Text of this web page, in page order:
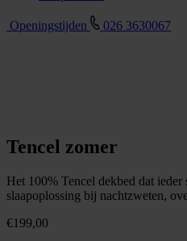
Openingstijden 026 3630067
Tencel zomer
Het 100% Tencel dekbed dat
slaapoplossing bij nachtzweten,
€199,00